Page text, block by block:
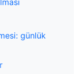
günlük